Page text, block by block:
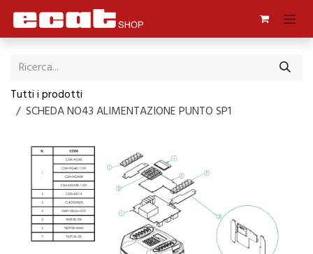
Passa al contenuto
Tutti i prodotti
SCHEDA NO43 ALIMENTAZIONE PUNTO SP1